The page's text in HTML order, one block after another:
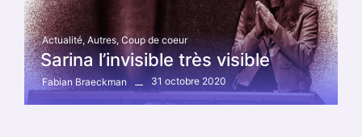
Actualité, Autres, Coup de coeur
Sarina l’invisible très visible
Fabian Braeckman 31 octobre 2020